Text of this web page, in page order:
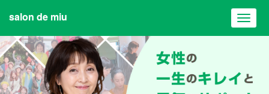
salon de miu